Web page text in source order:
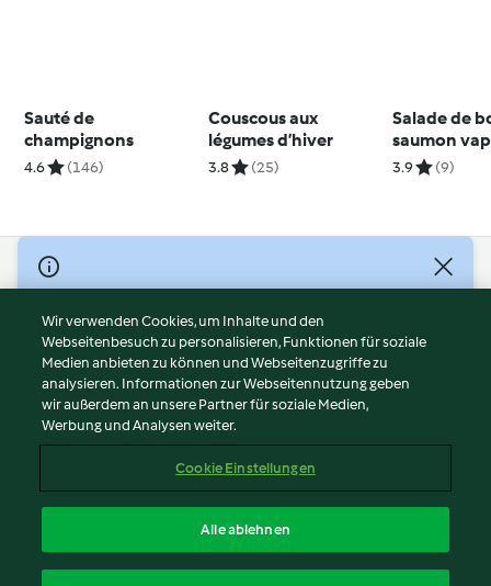
Sauté de
champignons
4.6 (146)
Couscous aux
légumes d’hiver
3.8 (25)
Salade de
saumon
3.9 (9)
© Copyright 2026
Nutzungsbedingungen
Datenschutzrichtlinien
Disclaimer
Impressum
Cookies
Abo kündigen
Erklärung zur Barrierefreiheit
Wir verwenden Cookies, um Inhalte und den
Webseitenbesuch zu personalisieren, Funktionen für soziale
Medien anbieten zu können und Webseitenzugriffe zu
analysieren. Informationen zur Webseitennutzung geben
wir außerdem an unsere Partner für soziale Medien,
Werbung und Analysen weiter.
Cookie Einstellungen
Alle ablehnen